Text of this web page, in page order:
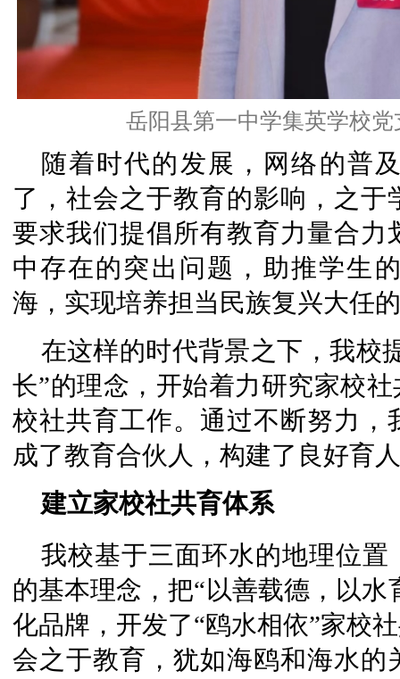
岳阳县第一中学集英学校
随着时代的发展，网络的普
了，社会之于教育的影响，之
要求我们提倡所有教育力量合
中存在的突出问题，助推学生
海，实现培养担当民族复兴大任
在这样的时代背景之下，我校
长”的理念，开始着力研究家校
校社共育工作。通过不断努力
成了教育合伙人，构建了良好育
建立家校社共育体系
我校基于三面环水的地理位
的基本理念，把“以善载德，以水
化品牌，开发了“鸥水相依”家校
会之于教育，犹如海鸥和海水